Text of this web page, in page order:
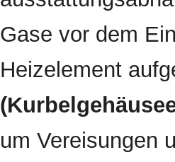
Gase vor dem
Heizelement
um Vereisungen